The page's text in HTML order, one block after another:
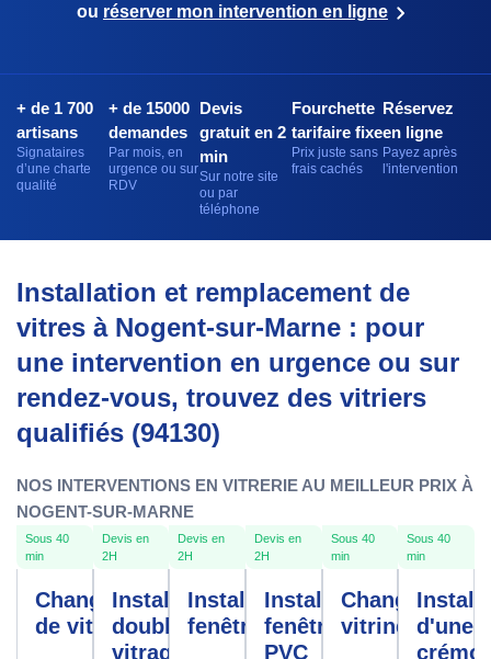
ou réserver mon intervention en ligne
+ de 1 700
artisans
Signataires
d’une charte
qualité
+ de 15000
demandes
Par mois, en
urgence ou sur
RDV
Devis
gratuit en 2
min
Sur notre site
ou par
téléphone
Fourchette
tarifaire fixe
Prix juste sans
frais cachés
Réservez
en ligne
Payez après
l'intervention
Installation et remplacement de
vitres à Nogent-sur-Marne : pour
une intervention en urgence ou sur
rendez-vous, trouvez des vitriers
qualifiés (94130)
NOS INTERVENTIONS EN VITRERIE AU MEILLEUR PRIX À
NOGENT-SUR-MARNE
Sous 40
min
Changement
de vitre
Devis en
2H
Installation
double
vitrage
Devis en
2H
Installation
fenêtres
Devis en
2H
Installation
fenêtre
PVC
Sous 40
min
Changement
vitrine
Sous 40
min
d'une